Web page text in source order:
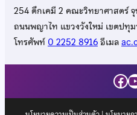
254 ตึกเคมี 2 คณะวิทยาศาสตร์
ถนนพญาไท แขวงวังใหม่ เขตปทุ
โทรศัพท์0 2252 8916อีเมล